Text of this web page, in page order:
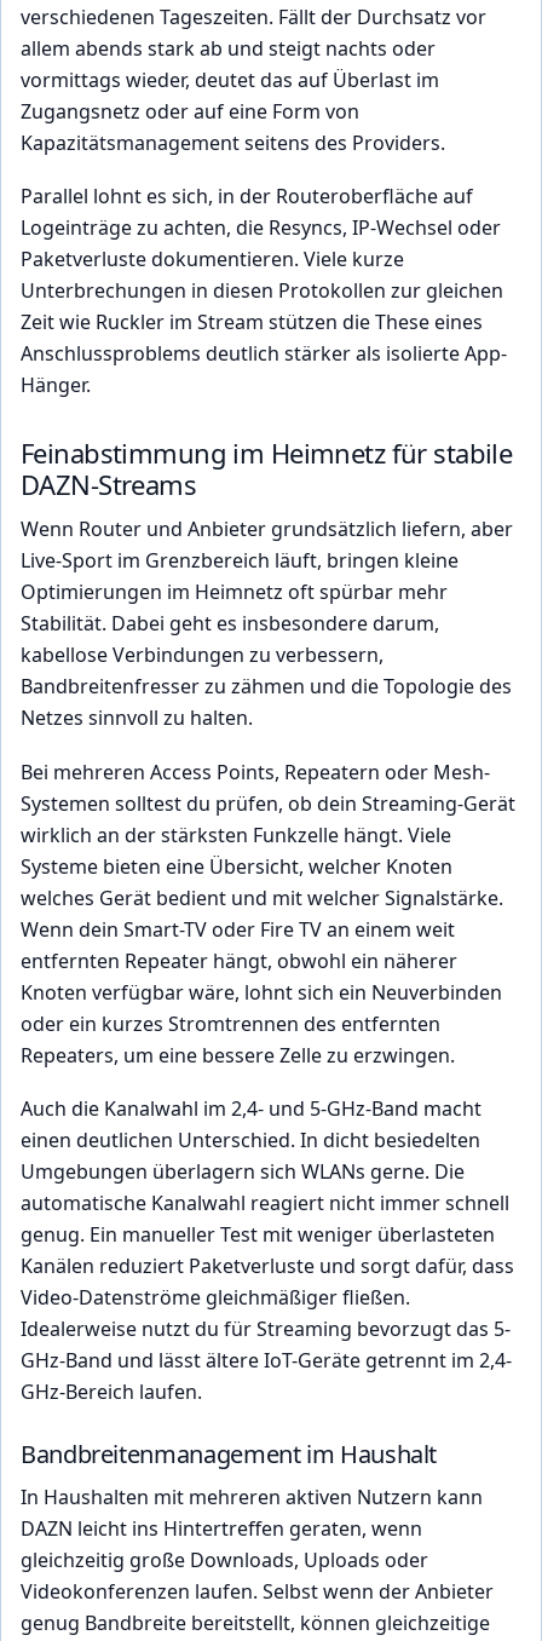
verschiedenen Tageszeiten. Fällt der Durchsatz vor
allem abends stark ab und steigt nachts oder
vormittags wieder, deutet das auf Überlast im
Zugangsnetz oder auf eine Form von
Kapazitätsmanagement seitens des Providers.
Parallel lohnt es sich, in der Routeroberfläche auf
Logeinträge zu achten, die Resyncs, IP-Wechsel oder
Paketverluste dokumentieren. Viele kurze
Unterbrechungen in diesen Protokollen zur gleichen
Zeit wie Ruckler im Stream stützen die These eines
Anschlussproblems deutlich stärker als isolierte App-
Hänger.
Feinabstimmung im Heimnetz für stabile
DAZN-Streams
Wenn Router und Anbieter grundsätzlich liefern, aber
Live-Sport im Grenzbereich läuft, bringen kleine
Optimierungen im Heimnetz oft spürbar mehr
Stabilität. Dabei geht es insbesondere darum,
kabellose Verbindungen zu verbessern,
Bandbreitenfresser zu zähmen und die Topologie des
Netzes sinnvoll zu halten.
Bei mehreren Access Points, Repeatern oder Mesh-
Systemen solltest du prüfen, ob dein Streaming-Gerät
wirklich an der stärksten Funkzelle hängt. Viele
Systeme bieten eine Übersicht, welcher Knoten
welches Gerät bedient und mit welcher Signalstärke.
Wenn dein Smart-TV oder Fire TV an einem weit
entfernten Repeater hängt, obwohl ein näherer
Knoten verfügbar wäre, lohnt sich ein Neuverbinden
oder ein kurzes Stromtrennen des entfernten
Repeaters, um eine bessere Zelle zu erzwingen.
Auch die Kanalwahl im 2,4- und 5-GHz-Band macht
einen deutlichen Unterschied. In dicht besiedelten
Umgebungen überlagern sich WLANs gerne. Die
automatische Kanalwahl reagiert nicht immer schnell
genug. Ein manueller Test mit weniger überlasteten
Kanälen reduziert Paketverluste und sorgt dafür, dass
Video-Datenströme gleichmäßiger fließen.
Idealerweise nutzt du für Streaming bevorzugt das 5-
GHz-Band und lässt ältere IoT-Geräte getrennt im 2,4-
GHz-Bereich laufen.
Bandbreitenmanagement im Haushalt
In Haushalten mit mehreren aktiven Nutzern kann
DAZN leicht ins Hintertreffen geraten, wenn
gleichzeitig große Downloads, Uploads oder
Videokonferenzen laufen. Selbst wenn der Anbieter
genug Bandbreite bereitstellt, können gleichzeitige